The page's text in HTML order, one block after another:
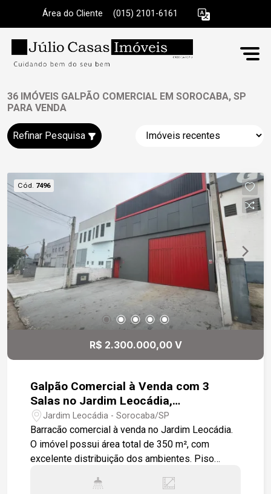
Área do Cliente (015) 2101-6161
36 IMÓVEIS GALPÃO COMERCIAL EM SOROCABA, SP
PARA VENDA
Refinar Pesquisa
Cód. 7496
R$ 2.300.000,00 V
Galpão Comercial à Venda com 3
Salas no Jardim Leocádia,
Sorocaba/SP
Jardim Leocádia - Sorocaba/SP
Barracão comercial à venda no Jardim Leocádia.
O imóvel possui área total de 350 m², com
excelente distribuição dos ambientes. Piso